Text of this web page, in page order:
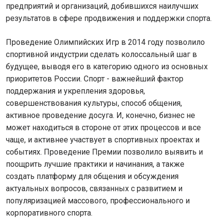
предприятий и организаций, добившихся наилучших
результатов в сфере продвижения и поддержки спорта.
Проведение Олимпийских Игр в 2014 году позволило
спортивной индустрии сделать колоссальный шаг в
будущее, выводя его в категорию одного из основных
приоритетов России. Спорт - важнейший фактор
поддержания и укрепления здоровья,
совершенствования культуры, способ общения,
активное проведение досуга. И, конечно, бизнес не
может находиться в стороне от этих процессов и все
чаще, и активнее участвует в спортивных проектах и
событиях. Проведение Премии позволило выявить и
поощрить лучшие практики и начинания, а также
создать платформу для общения и обсуждения
актуальных вопросов, связанных с развитием и
популяризацией массового, профессионального и
корпоративного спорта.